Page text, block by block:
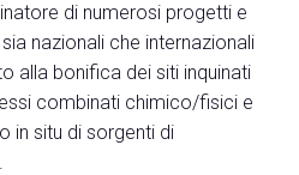
di numerosi progetti e
nazionali che internazionali
alla bonifica dei siti inquinati
combinati chimico/fisici e
in situ di sorgenti di